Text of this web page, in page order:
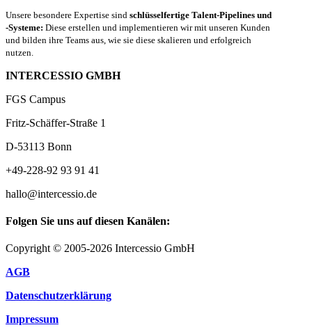
Unsere besondere Expertise sind schlüsselfertige Talent-Pipelines und
-Systeme: Diese erstellen und implementieren wir mit unseren Kunden
und bilden ihre Teams aus, wie sie diese skalieren und erfolgreich
nutzen.
INTERCESSIO GMBH
FGS Campus
Fritz-Schäffer-Straße 1
D-53113 Bonn
+49-228-92 93 91 41
hallo@intercessio.de
Folgen Sie uns auf diesen Kanälen:
Copyright © 2005-2026 Intercessio GmbH
AGB
Datenschutzerklärung
Impressum